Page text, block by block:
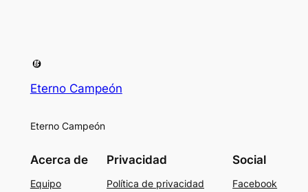
Eterno Campeón
Eterno Campeón
Acerca de
Equipo
Privacidad
Política de privacidad
Social
Facebook